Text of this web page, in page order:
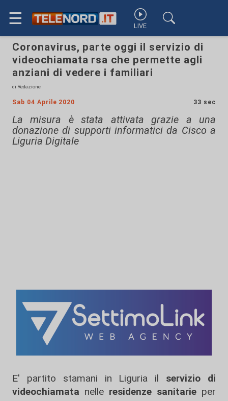
☰ LIVE
Coronavirus, parte oggi il servizio di
videochiamata rsa che permette agli
anziani di vedere i familiari
di Redazione
Sab 04 Aprile 2020 33 sec
La misura è stata attivata grazie a una
donazione di supporti informatici da Cisco a
Liguria Digitale
E' partito stamani in Liguria il servizio di
videochiamata nelle residenze sanitarie per